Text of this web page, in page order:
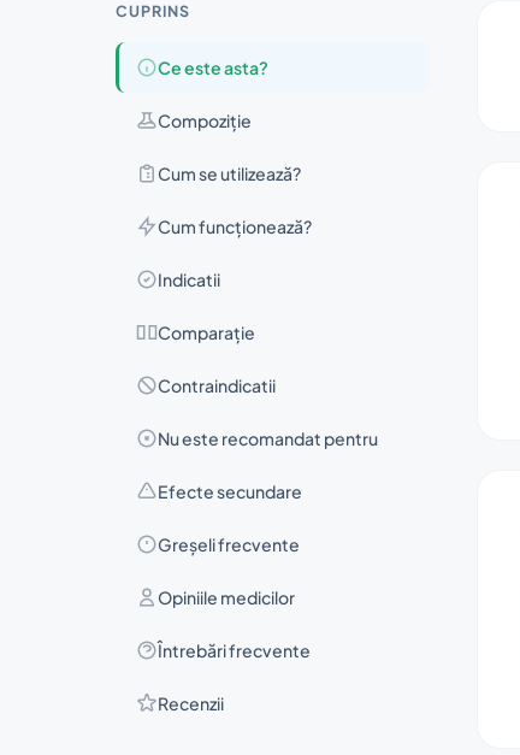
CUPRINS
Ce este asta?
Compoziţie
Cum se utilizează?
Cum funcționează?
Indicatii
Comparație
Contraindicatii
Nu este recomandat pentru
Efecte secundare
Greșeli frecvente
Opiniile medicilor
Întrebări frecvente
Recenzii